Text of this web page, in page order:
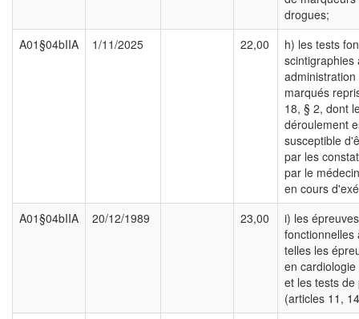
drogues;
A01§04bIIA
1/11/2025 22,00
h) les tests
scintigraphies
marqués
18, § 2, dont
déroulement
susceptible
par les
par le
en cours
A01§04bIIA
20/12/1989 23,00
i) les épreuves
fonctionnelles
telles les
en
et les tests
(articles 11,